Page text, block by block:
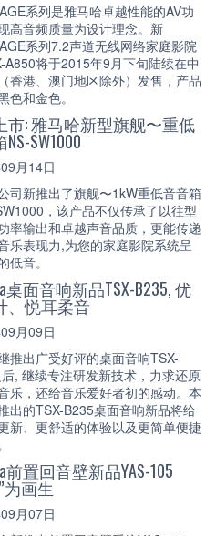
系列是雅马哈卓越性能的AV功
高音频质量为设计理念。新
系列7.2声道无线网络家庭影院
A850将于2015年9月下旬陆续在中
香港、澳门地区除外）发售，产品
色和金色。
市: 雅马哈新型旗舰〜重低
SW1000
月14日
司新推出了旗舰〜1kW重低音音箱
，该产品不仅传承了以往型
率输出和卓越声音品质，更能传递
乐表现力,为您的家庭影院系统呈
低音。
桌面音响新品TSX-B235, 优
、悦耳柔音
月09日
推出广受好评的桌面音响TSX-
, 继续专注研发新技术，力求还原
乐，还给音乐爱好者初的感动。本
出的TSX-B235桌面音响新品将给
新、更舒适的体验以及更简单便捷
前置回音壁新品YAS-105
为画生
月07日